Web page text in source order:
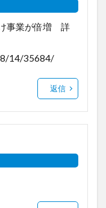
事業が倍増 詳
14/35684/
返信